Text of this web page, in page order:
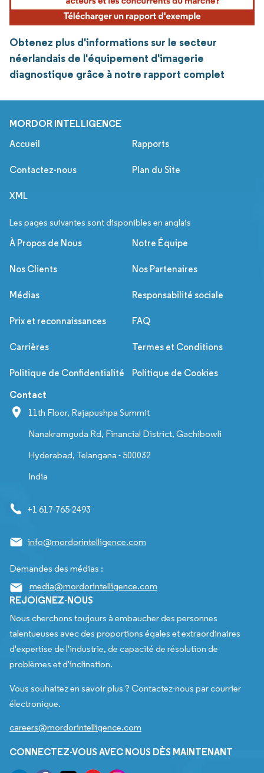
Obtenez plus d'informations sur le secteur
néerlandais de l'équipement d'imagerie
diagnostique grâce à notre rapport complet
MORDOR INTELLIGENCE
Accueil Rapports
Contactez-nous Plan du Site
XML
Les pages suivantes sont disponibles en anglais
À Propos de Nous Notre Équipe
Nos Clients Nos Partenaires
Médias Responsabilité sociale
Prix et reconnaissances FAQ
Carrières Termes et Conditions
Politique de Confidentialité Politique de Cookies
Contact
11th Floor, Rajapushpa Summit
Nanakramguda Rd, Financial District, Gachibowli
Hyderabad, Telangana - 500032
India
+1 617-765-2493
info@mordorintelligence.com
Demandes des médias :
media@mordorintelligence.com
REJOIGNEZ-NOUS
Nous cherchons toujours à embaucher des personnes
talentueuses avec des proportions égales et extraordinaires
d'expertise de l'industrie, de capacité de résolution de
problèmes et d'inclination.
Vous souhaitez en savoir plus ? Contactez-nous par courrier
électronique.
careers@mordorintelligence.com
CONNECTEZ-VOUS AVEC NOUS DÈS MAINTENANT